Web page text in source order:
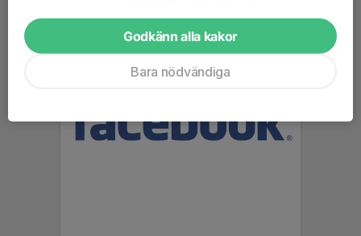
Godkänn alla kakor
Bara nödvändiga